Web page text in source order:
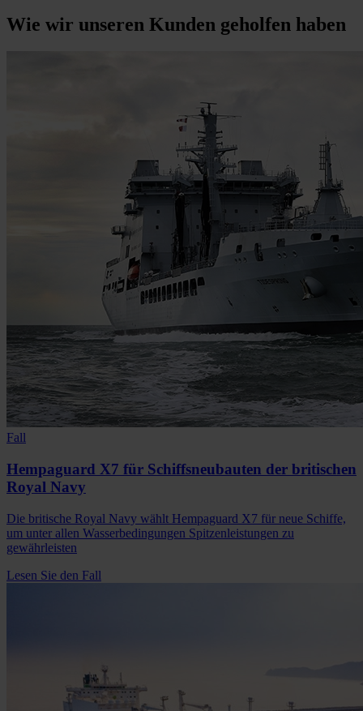
Wie wir unseren Kunden geholfen haben
Fall
Hempaguard X7 für Schiffsneubauten der britischen
Royal Navy
Die britische Royal Navy wählt Hempaguard X7 für neue Schiffe,
um unter allen Wasserbedingungen Spitzenleistungen zu
gewährleisten
Lesen Sie den Fall